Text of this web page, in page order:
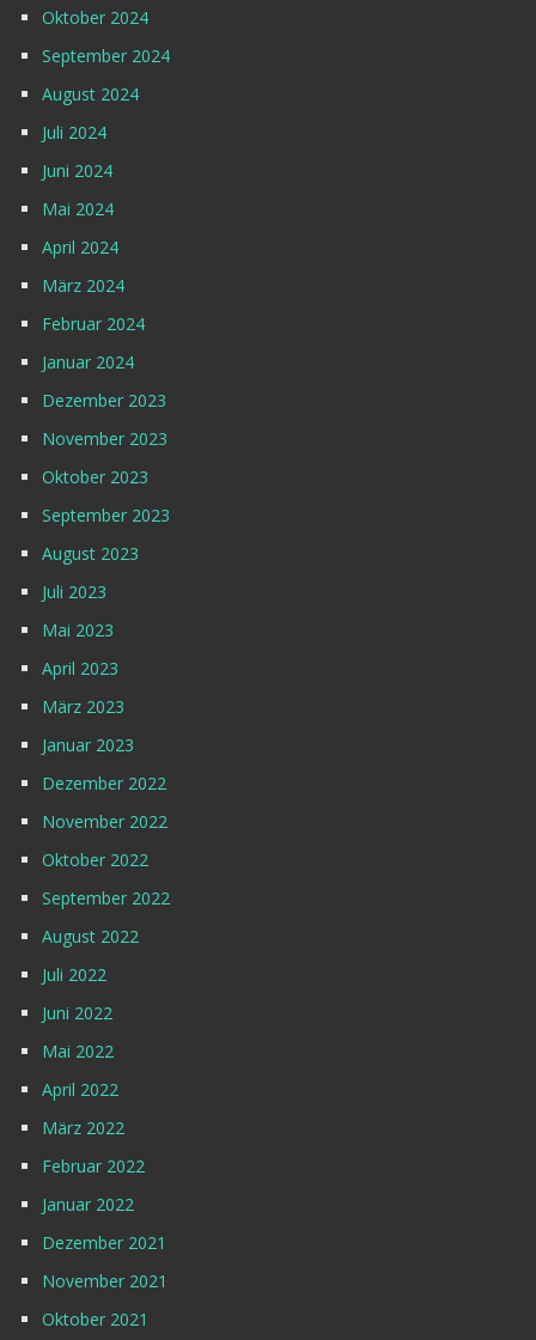
Oktober 2024
September 2024
August 2024
Juli 2024
Juni 2024
Mai 2024
April 2024
März 2024
Februar 2024
Januar 2024
Dezember 2023
November 2023
Oktober 2023
September 2023
August 2023
Juli 2023
Mai 2023
April 2023
März 2023
Januar 2023
Dezember 2022
November 2022
Oktober 2022
September 2022
August 2022
Juli 2022
Juni 2022
Mai 2022
April 2022
März 2022
Februar 2022
Januar 2022
Dezember 2021
November 2021
Oktober 2021